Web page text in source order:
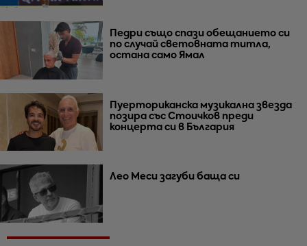
Педри също спази обещанието си
по случай световната титла,
остана само Ямал
Пуерториканска музикална звезда
позира със Стоичков преди
концерта си в България
Лео Меси загуби баща си